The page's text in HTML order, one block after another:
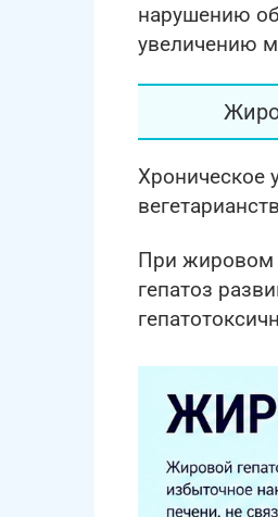
нарушению
увеличению
Хроническое
При жировом
гепатоз